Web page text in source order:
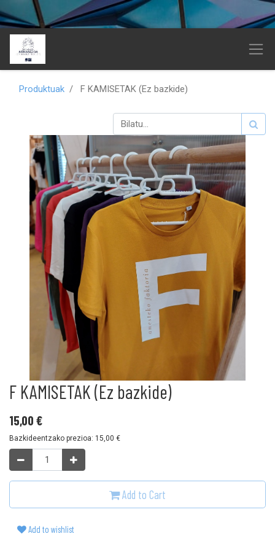
Produktuak F KAMISETAK (Ez bazkide)
F KAMISETAK (Ez bazkide)
15,00 €
Bazkideentzako prezioa: 15,00 €
Add to Cart
Add to wishlist